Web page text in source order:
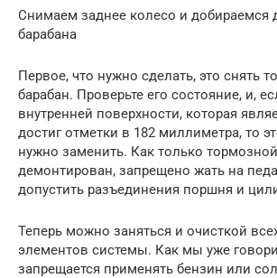
Снимаем заднее колесо и добираемся
барабана
Первое, что нужно сделать, это снять
барабан. Проверьте его состояние, и,
внутренней поверхности, которая
достиг отметки в 182 миллиметра, то
нужно заменить. Как только
демонтирован, запрещено жать на
допустить разъединения поршня и
Теперь можно заняться и очисткой
элементов системы. Как мы уже
запрещается применять бензин или